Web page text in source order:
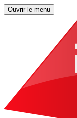
Ouvrir le menu